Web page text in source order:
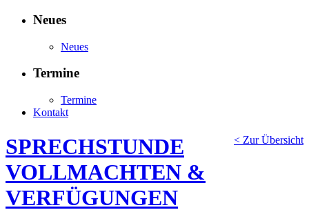
Neues
Neues
Termine
Termine
Kontakt
< Zur Übersicht
SPRECHSTUNDE
VOLLMACHTEN &
VERFÜGUNGEN